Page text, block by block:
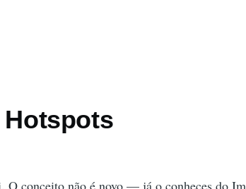
Hotspots
O conceito não é novo — já o conheces do